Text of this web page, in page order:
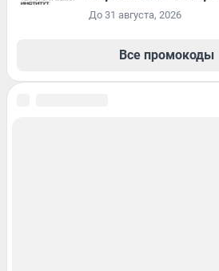
До 31 августа, 2026
Все промокоды